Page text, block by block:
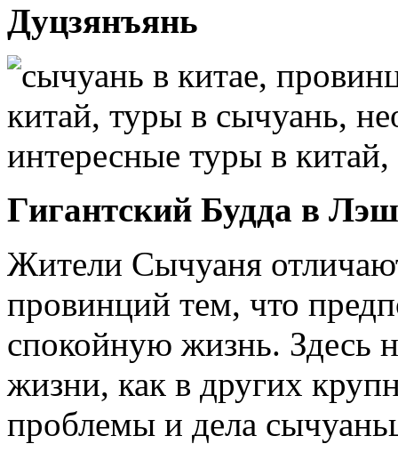
Дуцзянъянь
Гигантский Будда в
Жители Сычуаня
провинций тем, что
спокойную жизнь. Здесь
жизни, как в других
проблемы и дела